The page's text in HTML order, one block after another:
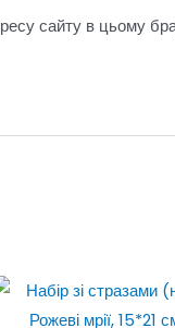
сайту в цьому